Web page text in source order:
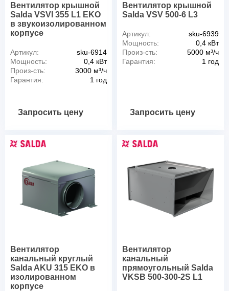
Вентилятор крышной
Salda VSVI 355 L1 EKO
в звукоизолированном
корпусе
Артикул:
sku-6914
Мощность:
0,4 кВт
Произ-сть:
3000 м³/ч
Гарантия:
1 год
Запросить цену
Вентилятор крышной
Salda VSV 500-6 L3
Артикул:
sku-6939
Мощность:
0,4 кВт
Произ-сть:
5000 м³/ч
Гарантия:
1 год
Запросить цену
Вентилятор
канальный круглый
Salda AKU 315 EKO в
изолированном
корпусе
Вентилятор
канальный
прямоугольный Salda
VKSB 500-300-2S L1